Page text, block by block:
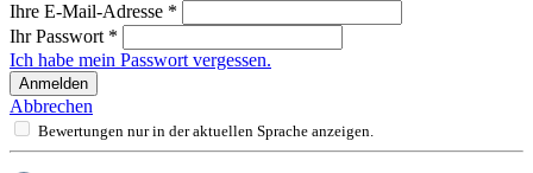
Ihre E-Mail-Adresse *
Ihr Passwort *
Ich habe mein Passwort vergessen.
Anmelden
Abbrechen
Bewertungen nur in der aktuellen Sprache anzeigen.